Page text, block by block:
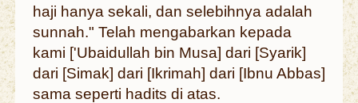
haji hanya sekali, dan selebihnya adalah
sunnah." Telah mengabarkan kepada
kami ['Ubaidullah bin Musa] dari [Syarik]
dari [Simak] dari [Ikrimah] dari [Ibnu Abbas]
sama seperti hadits di atas.